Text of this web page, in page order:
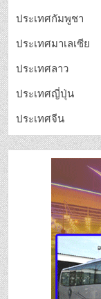
ประเทศกัมพูชา
ประเทศมาเลเซีย
ประเทศลาว
ประเทศญี่ปุ่น
ประเทศจีน